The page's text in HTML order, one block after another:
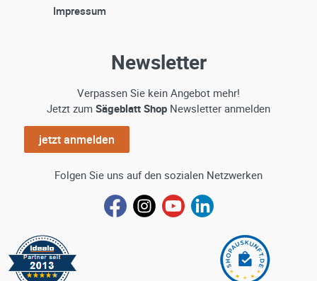
Impressum
Newsletter
Verpassen Sie kein Angebot mehr!
Jetzt zum Sägeblatt Shop Newsletter anmelden
jetzt anmelden
Folgen Sie uns auf den sozialen Netzwerken